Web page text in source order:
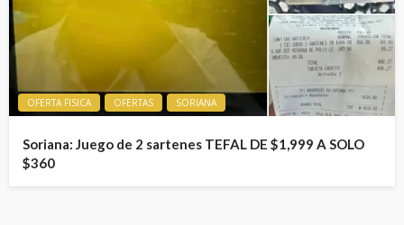
OFERTA FISICA OFERTAS SORIANA
Soriana: Juego de 2 sartenes TEFAL DE $1,999 A SOLO
$360